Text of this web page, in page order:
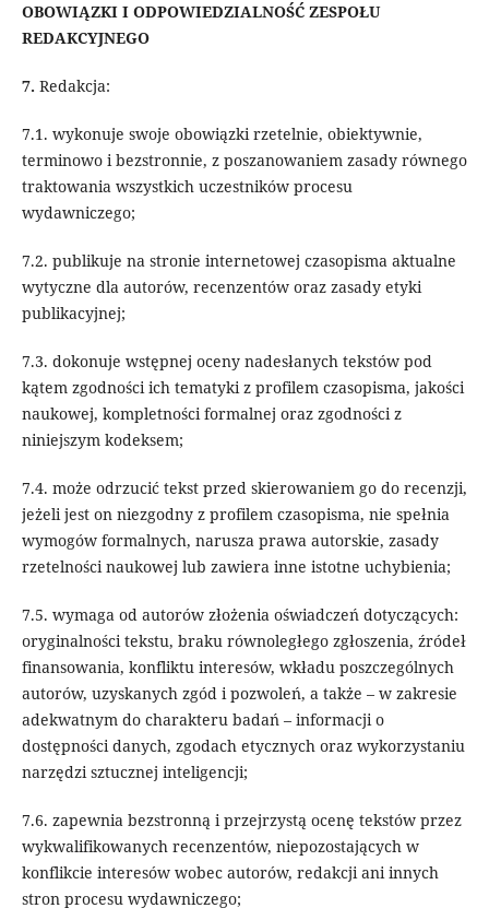
OBOWIĄZKI I ODPOWIEDZIALNOŚĆ ZESPOŁU
REDAKCYJNEGO
7. Redakcja:
7.1. wykonuje swoje obowiązki rzetelnie, obiektywnie,
terminowo i bezstronnie, z poszanowaniem zasady równego
traktowania wszystkich uczestników procesu
wydawniczego;
7.2. publikuje na stronie internetowej czasopisma aktualne
wytyczne dla autorów, recenzentów oraz zasady etyki
publikacyjnej;
7.3. dokonuje wstępnej oceny nadesłanych tekstów pod
kątem zgodności ich tematyki z profilem czasopisma, jakości
naukowej, kompletności formalnej oraz zgodności z
niniejszym kodeksem;
7.4. może odrzucić tekst przed skierowaniem go do recenzji,
jeżeli jest on niezgodny z profilem czasopisma, nie spełnia
wymogów formalnych, narusza prawa autorskie, zasady
rzetelności naukowej lub zawiera inne istotne uchybienia;
7.5. wymaga od autorów złożenia oświadczeń dotyczących:
oryginalności tekstu, braku równoległego zgłoszenia, źródeł
finansowania, konfliktu interesów, wkładu poszczególnych
autorów, uzyskanych zgód i pozwoleń, a także – w zakresie
adekwatnym do charakteru badań – informacji o
dostępności danych, zgodach etycznych oraz wykorzystaniu
narzędzi sztucznej inteligencji;
7.6. zapewnia bezstronną i przejrzystą ocenę tekstów przez
wykwalifikowanych recenzentów, niepozostających w
konflikcie interesów wobec autorów, redakcji ani innych
stron procesu wydawniczego;